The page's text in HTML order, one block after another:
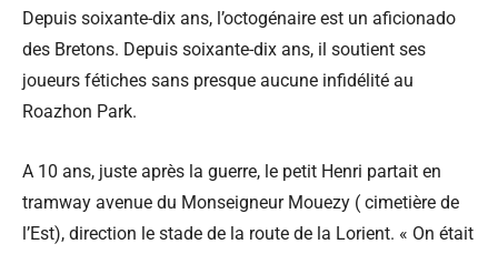
Depuis soixante-dix ans, l’octogénaire est un aficionado
des Bretons. Depuis soixante-dix ans, il soutient ses
joueurs fétiches sans presque aucune infidélité au
Roazhon Park.
A 10 ans, juste après la guerre, le petit Henri partait en
tramway avenue du Monseigneur Mouezy ( cimetière de
l’Est), direction le stade de la route de la Lorient. « On était